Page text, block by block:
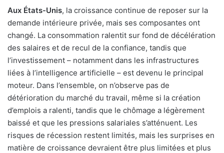
Aux États-Unis, la croissance continue de reposer sur la
demande intérieure privée, mais ses composantes ont
changé. La consommation ralentit sur fond de décélération
des salaires et de recul de la confiance, tandis que
l’investissement – notamment dans les infrastructures
liées à l’intelligence artificielle – est devenu le principal
moteur. Dans l’ensemble, on n’observe pas de
détérioration du marché du travail, même si la création
d’emplois a ralenti, tandis que le chômage a légèrement
baissé et que les pressions salariales s’atténuent. Les
risques de récession restent limités, mais les surprises en
matière de croissance devraient être plus limitées et plus